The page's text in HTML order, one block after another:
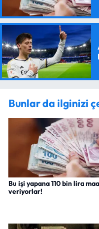
Bunlar da ilginizi
Bu işi yapana 110 bin lira
veriyorlar!